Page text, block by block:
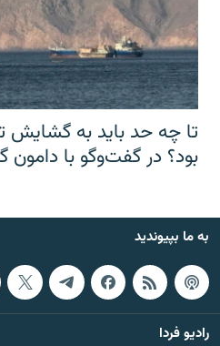
تا چه حد باید به گشایش
بود؟ در گفت‌وگو با دامون
به ما بپیوندید
رادیو فردا